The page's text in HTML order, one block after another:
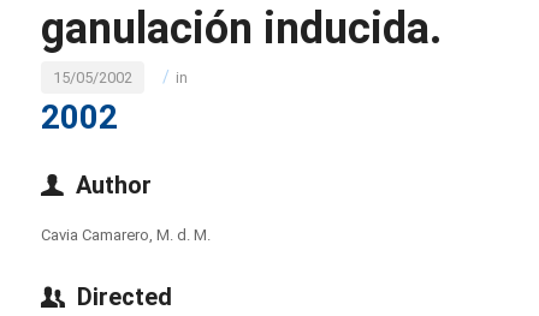
ganulación inducida.
15/05/2002 / in
2002
Author
Cavia Camarero, M. d. M.
Directed